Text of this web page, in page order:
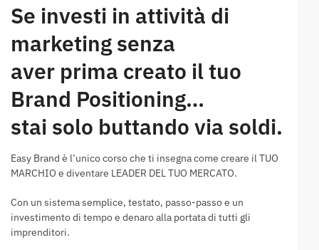
Se investi in attività di
marketing senza
aver prima creato il tuo
Brand Positioning…
stai solo buttando via soldi.
Easy Brand è l’unico corso che ti insegna come creare il TUO
MARCHIO e diventare LEADER DEL TUO MERCATO.
Con un sistema semplice, testato, passo-passo e un
investimento di tempo e denaro alla portata di tutti gli
imprenditori.